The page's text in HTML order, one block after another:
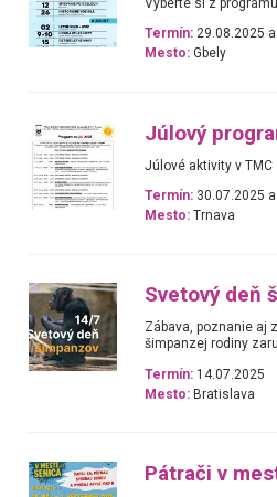
Vyberte si z
Termín: 29.08.2025
Mesto: Gbely
Júlový
Júlové aktivity v TMC
Termín: 30.07.2025
Mesto: Trnava
Svetový deň
Zábava, poznanie aj
šimpanzej rodiny
Termín: 14.07.2025
Mesto: Bratislava
Pátrači v